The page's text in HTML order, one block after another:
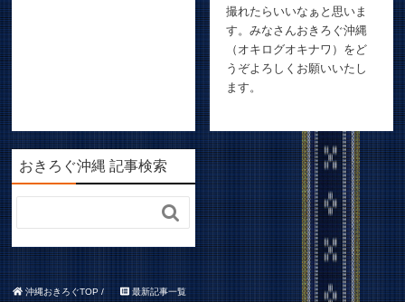
撮れたらいいなぁと思いま
す。みなさんおきろぐ沖縄
（オキログオキナワ）をど
うぞよろしくお願いいたし
ます。
おきろぐ沖縄 記事検索

沖縄おきろぐTOP/ 最新記事一覧